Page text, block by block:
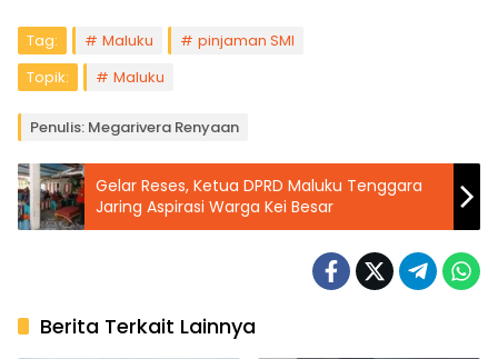
Tag: Maluku
pinjaman SMI
Topik:
Maluku
Penulis: Megarivera Renyaan
Gelar Reses, Ketua DPRD Maluku Tenggara
Jaring Aspirasi Warga Kei Besar
Berita Terkait Lainnya